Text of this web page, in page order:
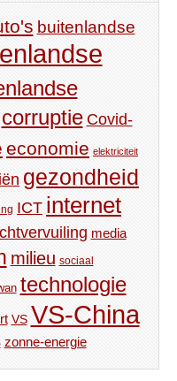
buitenlandse
corruptie Covid-
economie elektriciteit
gezondheid
ICT internet
media
milieu sociaal
technologie
VS VS-China
zonne-energie